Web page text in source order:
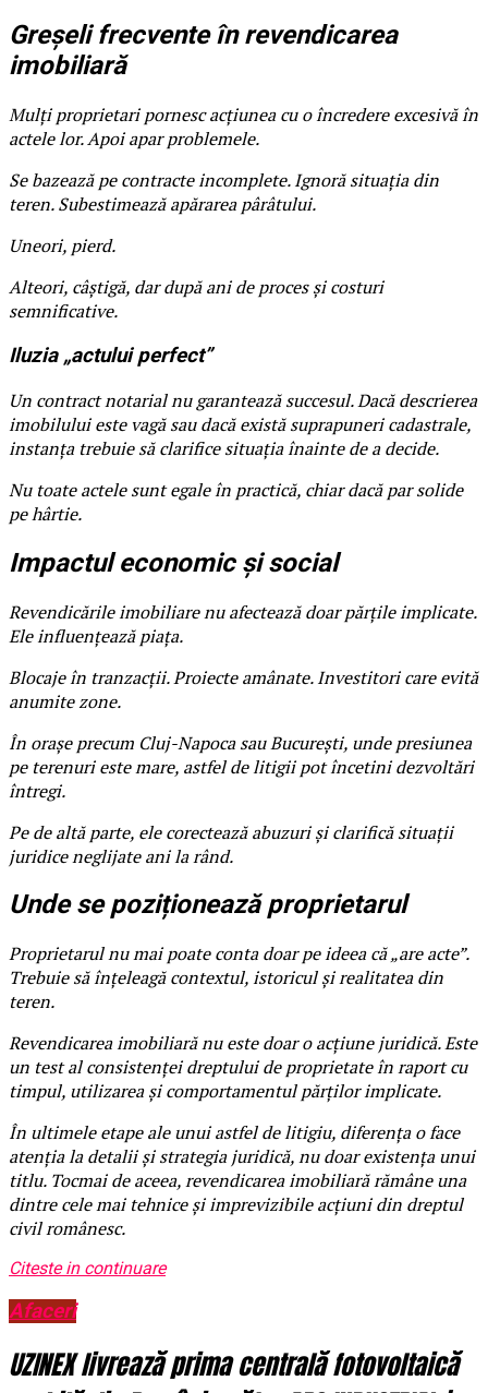
Greșeli frecvente în revendicarea
imobiliară
Mulți proprietari pornesc acțiunea cu o încredere excesivă în
actele lor. Apoi apar problemele.
Se bazează pe contracte incomplete. Ignoră situația din
teren. Subestimează apărarea pârâtului.
Uneori, pierd.
Alteori, câștigă, dar după ani de proces și costuri
semnificative.
Iluzia „actului perfect”
Un contract notarial nu garantează succesul. Dacă descrierea
imobilului este vagă sau dacă există suprapuneri cadastrale,
instanța trebuie să clarifice situația înainte de a decide.
Nu toate actele sunt egale în practică, chiar dacă par solide
pe hârtie.
Impactul economic și social
Revendicările imobiliare nu afectează doar părțile implicate.
Ele influențează piața.
Blocaje în tranzacții. Proiecte amânate. Investitori care evită
anumite zone.
În orașe precum Cluj-Napoca sau București, unde presiunea
pe terenuri este mare, astfel de litigii pot încetini dezvoltări
întregi.
Pe de altă parte, ele corectează abuzuri și clarifică situații
juridice neglijate ani la rând.
Unde se poziționează proprietarul
Proprietarul nu mai poate conta doar pe ideea că „are acte”.
Trebuie să înțeleagă contextul, istoricul și realitatea din
teren.
Revendicarea imobiliară nu este doar o acțiune juridică. Este
un test al consistenței dreptului de proprietate în raport cu
timpul, utilizarea și comportamentul părților implicate.
În ultimele etape ale unui astfel de litigiu, diferența o face
atenția la detalii și strategia juridică, nu doar existența unui
titlu. Tocmai de aceea, revendicarea imobiliară rămâne una
dintre cele mai tehnice și imprevizibile acțiuni din dreptul
civil românesc.
Citeste in continuare
Afaceri
UZINEX livrează prima centrală fotovoltaică